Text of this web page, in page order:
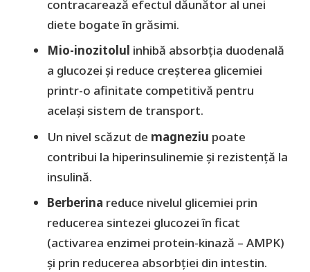
contracarează efectul dăunător al unei
diete bogate în grăsimi.
Mio-inozitolul inhibă absorbția duodenală
a glucozei și reduce creșterea glicemiei
printr-o afinitate competitivă pentru
același sistem de transport.
Un nivel scăzut de magneziu poate
contribui la hiperinsulinemie și rezistență la
insulină.
Berberina reduce nivelul glicemiei prin
reducerea sintezei glucozei în ficat
(activarea enzimei protein-kinază – AMPK)
și prin reducerea absorbției din intestin.